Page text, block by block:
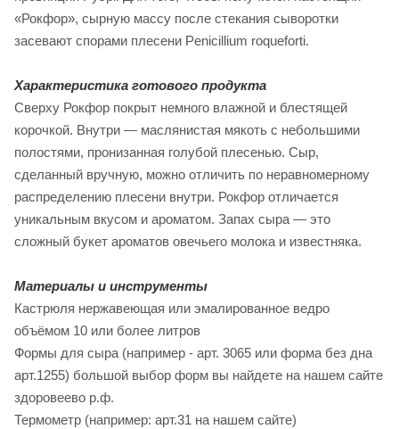
«Рокфор», сырную массу после стекания сыворотки
засевают спорами плесени Penicillium roqueforti.
Характеристика готового продукта
Сверху Рокфор покрыт немного влажной и блестящей
корочкой. Внутри — маслянистая мякоть с небольшими
полостями, пронизанная голубой плесенью. Сыр,
сделанный вручную, можно отличить по неравномерному
распределению плесени внутри. Рокфор отличается
уникальным вкусом и ароматом. Запах сыра — это
сложный букет ароматов овечьего молока и известняка.
Материалы и инструменты
Кастрюля нержавеющая или эмалированное ведро
объёмом 10 или более литров
Формы для сыра (например - арт. 3065 или форма без дна
арт.1255) большой выбор форм вы найдете на нашем сайте
здоровеево р.ф.
Термометр (например: арт.31 на нашем сайте)